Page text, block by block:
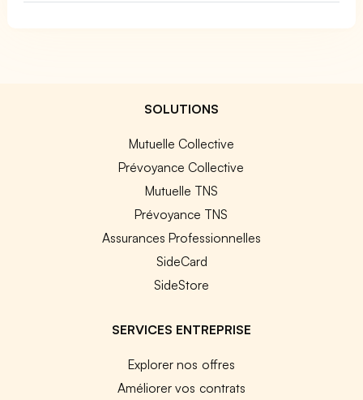
SOLUTIONS
Mutuelle Collective
Prévoyance Collective
Mutuelle TNS
Prévoyance TNS
Assurances Professionnelles
SideCard
SideStore
SERVICES ENTREPRISE
Explorer nos offres
Améliorer vos contrats